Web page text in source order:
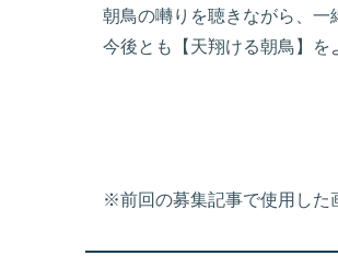
朝鳥の囀りを聴きながら、
今後とも【天翔ける朝鳥】
※前回の募集記事で使用した